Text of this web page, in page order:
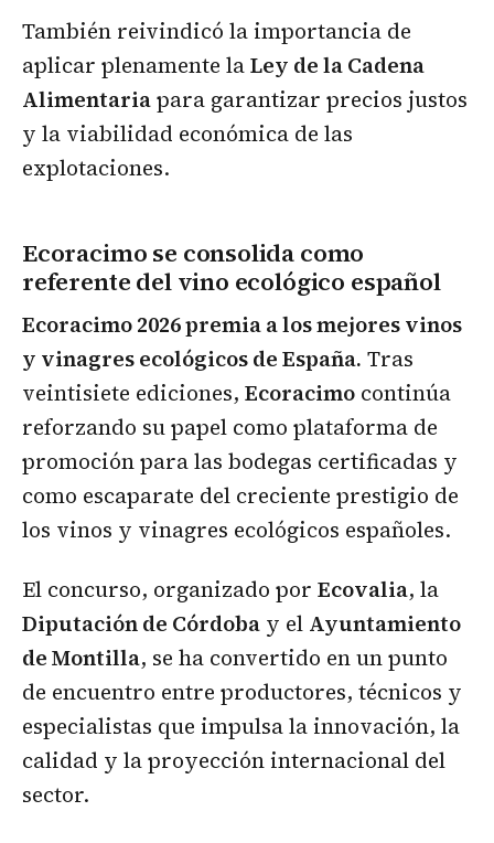
También reivindicó la importancia de
aplicar plenamente laLey de la Cadena
Alimentariapara garantizar precios justos
y la viabilidad económica de las
explotaciones.
Ecoracimo se consolida como
referente del vino ecológico español
Ecoracimo 2026 premia a los mejores vinos
y vinagres ecológicos de España. Tras
veintisiete ediciones, Ecoracimo continúa
reforzando su papel como plataforma de
promoción para las bodegas certificadas y
como escaparate del creciente prestigio de
los vinos y vinagres ecológicos españoles.
El concurso, organizado por Ecovalia, la
Diputación de Córdoba y el Ayuntamiento
de Montilla, se ha convertido en un punto
de encuentro entre productores, técnicos y
especialistas que impulsa la innovación, la
calidad y la proyección internacional del
sector.